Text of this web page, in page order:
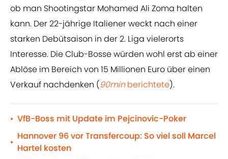
ob man Shootingstar Mohamed Ali Zoma halten
kann. Der 22-jährige Italiener weckt nach einer
starken Debütsaison in der 2. Liga vielerorts
Interesse. Die Club-Bosse würden wohl erst ab einer
Ablöse im Bereich von 15 Millionen Euro über einen
Verkauf nachdenken (90minberichtete).
• VfB-Boss mit Update im Pejcinovic-Poker
•
Hannover 96 vor Transfercoup: So viel soll Marcel
Hartel kosten